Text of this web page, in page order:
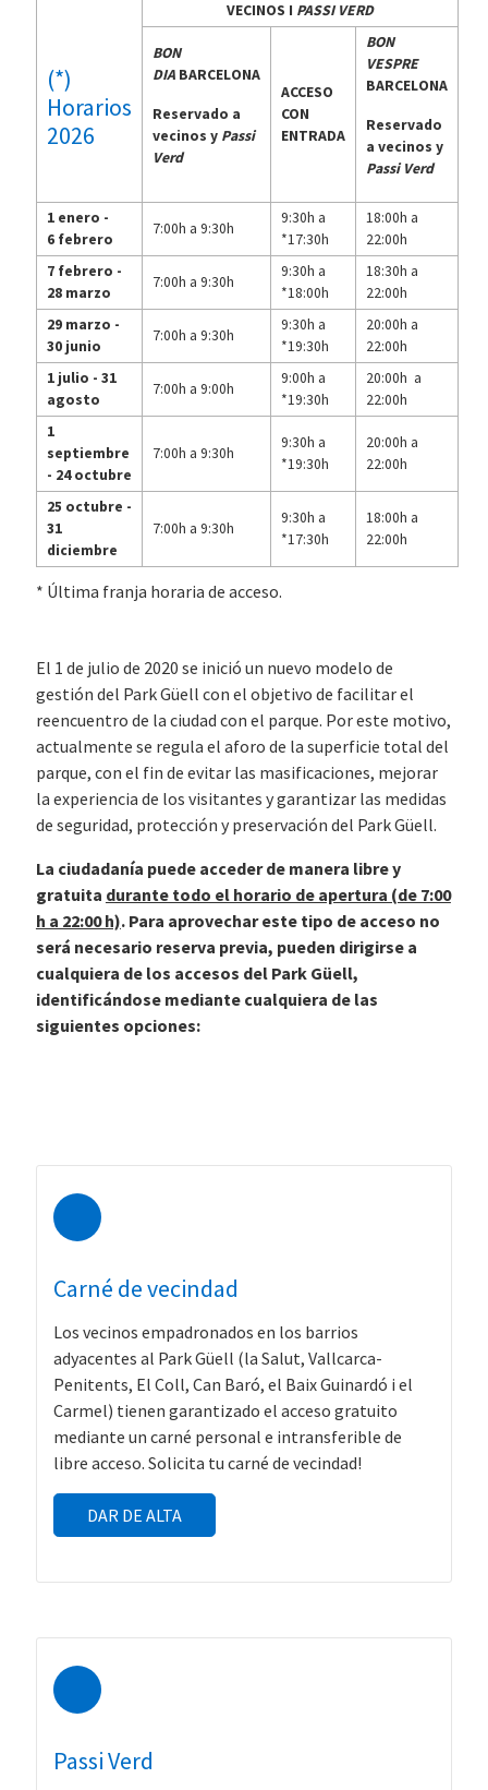
(*)
Horarios
2026
VECINOS I PASSI VERD
BON
DIABARCELONA
Reservado a
vecinos yPassi
Verd
ACCESO
CON
ENTRADA
BON
VESPRE
BARCELONA
Reservado
a vecinos y
Passi Verd
1 enero -
6 febrero
7:00h a 9:30h
9:30h a
*17:30h
18:00h a
22:00h
7 febrero -
28 marzo
7:00h a 9:30h
9:30h a
*18:00h
18:30h a
22:00h
29 marzo -
30 junio
7:00h a 9:30h
9:30h a
*19:30h
20:00h a
22:00h
1 julio - 31
agosto
7:00h a 9:00h
9:00h a
*19:30h
20:00h a
22:00h
1
septiembre
- 24 octubre
7:00h a 9:30h
9:30h a
*19:30h
20:00h a
22:00h
25 octubre -
31
diciembre
7:00h a 9:30h
9:30h a
*17:30h
18:00h a
22:00h
* Última franja horaria de acceso.
El 1 de julio de 2020 se inició un nuevo modelo de
gestión del Park Güell con el objetivo de facilitar el
reencuentro de la ciudad con el parque. Por este motivo,
actualmente se regula el aforo de la superficie total del
parque, con el fin de evitar las masificaciones, mejorar
la experiencia de los visitantes y garantizar las medidas
de seguridad, protección y preservación del Park Güell.
La ciudadanía puede acceder de manera libre y
gratuita durante todo el horario de apertura (de 7:00
h a 22:00 h). Para aprovechar este tipo de acceso no
será necesario reserva previa, pueden dirigirse a
cualquiera de los accesos del Park Güell,
identificándose mediante cualquiera de las
siguientes opciones:
Carné de vecindad
Los vecinos empadronados en los barrios
adyacentes al Park Güell (la Salut, Vallcarca-
Penitents, El Coll, Can Baró, el Baix Guinardó i el
Carmel) tienen garantizado el acceso gratuito
mediante un carné personal e intransferible de
libre acceso. Solicita tu carné de vecindad!
DAR DE ALTA
Passi Verd